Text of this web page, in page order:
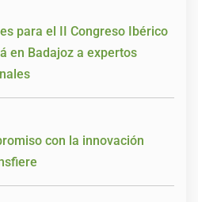
para el II Congreso Ibérico
en Badajoz a expertos
con la innovación